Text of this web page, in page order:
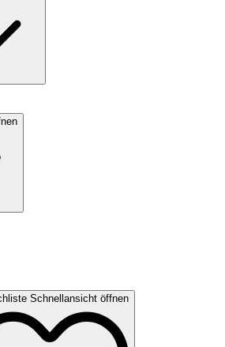
Schnellansicht öffnen